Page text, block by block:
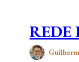
REDE